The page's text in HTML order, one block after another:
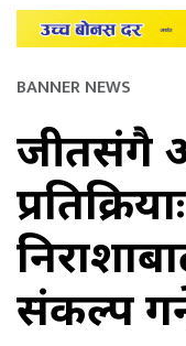
BANNER NEWS
जीतसंगै
संकल्प